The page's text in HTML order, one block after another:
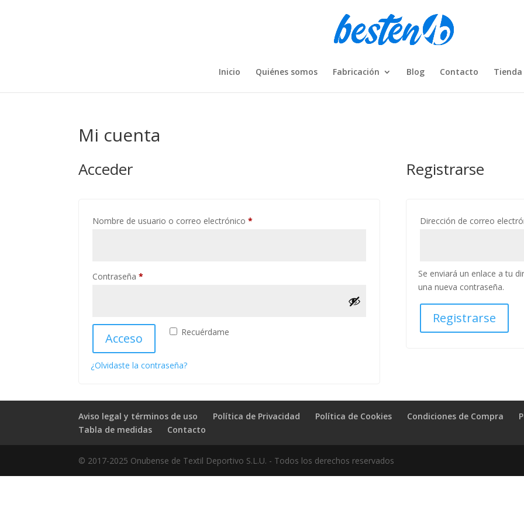
Inicio Quiénes somos Fabricación Blog Contacto Tienda
Mi cuenta
Acceder
Nombre de usuario o correo electrónico*
Contraseña*
Recuérdame
Acceso
¿Olvidaste la contraseña?
Registrarse
Dirección de correo
Se enviará un enlace a tu
una nueva contraseña.
Registrarse
Aviso legal y términos de uso Política de Privacidad Política de Cookies Condiciones de Compra
Tabla de medidas
Contacto
© 2017-2025 Onubense de Textil Deportivo S.L.U. - Todos los derechos reservados